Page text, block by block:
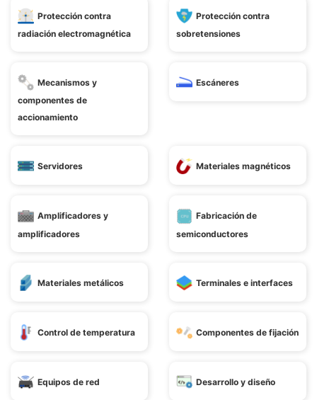
Protección contra
radiación electromagnética
Protección contra
sobretensiones
Mecanismos y
componentes de
accionamiento
Escáneres
Servidores Materiales magnéticos
Amplificadores y
amplificadores
Fabricación de
semiconductores
Materiales metálicos Terminales e interfaces
Control de temperatura Componentes de fijación
Equipos de red Desarrollo y diseño